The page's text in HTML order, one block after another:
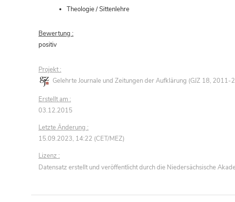
Theologie / Sittenlehre
Bewertung :
positiv
Projekt :
Gelehrte Journale und Zeitungen der Aufklärung (GJZ 18, 2011-
Erstellt am :
03.12.2015
Letzte Änderung :
15.09.2023, 14:22 (CET/MEZ)
Lizenz :
Datensatz erstellt und veröffentlicht durch die Niedersächsische